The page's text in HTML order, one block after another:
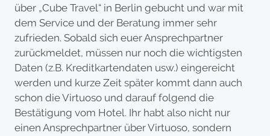
über „Cube Travel“ in Berlin gebucht und war mit
dem Service und der Beratung immer sehr
zufrieden. Sobald sich euer Ansprechpartner
zurückmeldet, müssen nur noch die wichtigsten
Daten (z.B. Kreditkartendaten usw.) eingereicht
werden und kurze Zeit später kommt dann auch
schon die Virtuoso und darauf folgend die
Bestätigung vom Hotel. Ihr habt also nicht nur
einen Ansprechpartner über Virtuoso, sondern